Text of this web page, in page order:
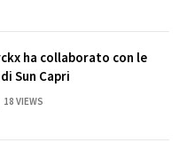
ha collaborato con le
Sun Capri
18 VIEWS